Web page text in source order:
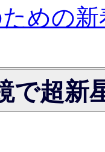
めの新
で超新